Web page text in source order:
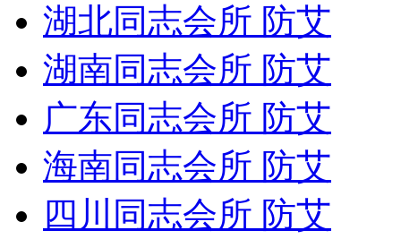
湖北同志会所 防艾
湖南同志会所 防艾
广东同志会所 防艾
海南同志会所 防艾
四川同志会所 防艾